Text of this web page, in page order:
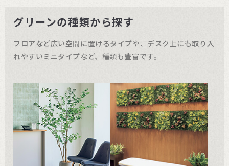
グリーンの種類から探す
フロアなど広い空間に置けるタイプや、デスク上にも取り入
れやすいミニタイプなど、種類も豊富です。